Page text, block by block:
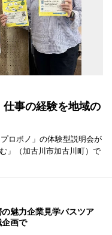
事の経験を地域の
ロボノ」の体験型説明会が
」（加古川市加古川町）で
魅力企業見学バスツア
画で